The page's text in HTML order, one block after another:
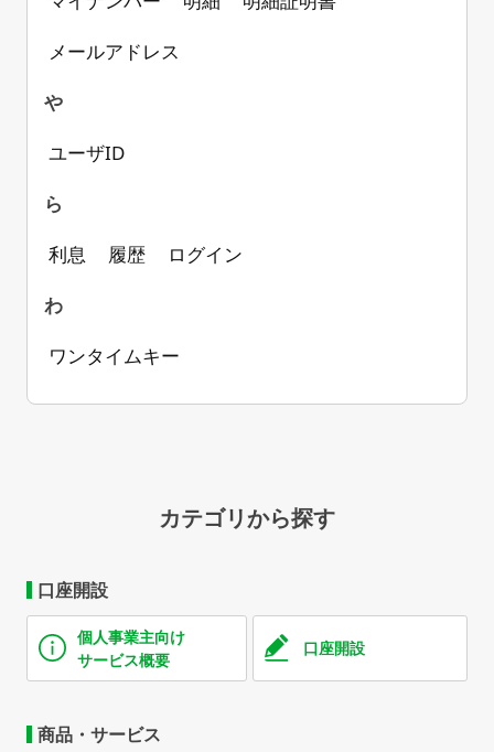
メールアドレス
や
ユーザID
ら
利息
履歴
ログイン
わ
ワンタイムキー
カテゴリから探す
口座開設
個人事業主向け
サービス概要
口座開設
商品・サービス